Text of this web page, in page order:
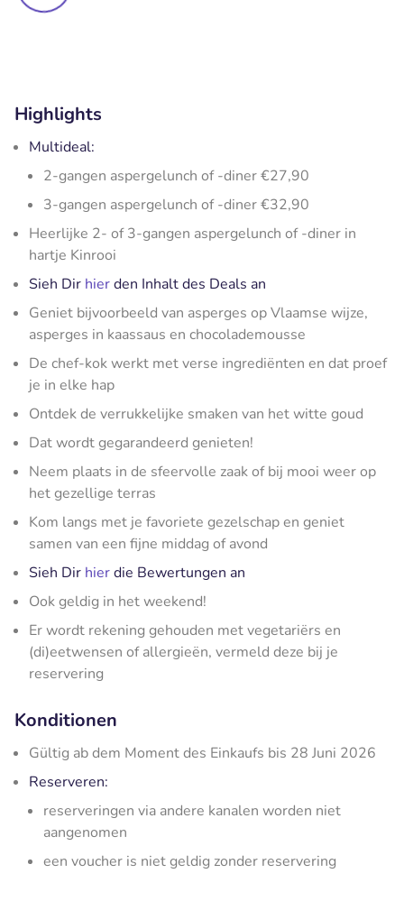
Highlights
Multideal:
2-gangen aspergelunch of -diner €27,90
3-gangen aspergelunch of -diner €32,90
Heerlijke 2- of 3-gangen aspergelunch of -diner in
hartje Kinrooi
Sieh Dir hierden Inhalt des Deals an
Geniet bijvoorbeeld van asperges op Vlaamse wijze,
asperges in kaassaus en chocolademousse
De chef-kok werkt met verse ingrediënten en dat proef
je in elke hap
Ontdek de verrukkelijke smaken van het witte goud
Dat wordt gegarandeerd genieten!
Neem plaats in de sfeervolle zaak of bij mooi weer op
het gezellige terras
Kom langs met je favoriete gezelschap en geniet
samen van een fijne middag of avond
Sieh Dir hierdie Bewertungen an
Ook geldig in het weekend!
Er wordt rekening gehouden met vegetariërs en
(di)eetwensen of allergieën, vermeld deze bij je
reservering
Konditionen
Gültig ab dem Moment des Einkaufs bis 28 Juni 2026
Reserveren:
reserveringen via andere kanalen worden niet
aangenomen
een voucher is niet geldig zonder reservering